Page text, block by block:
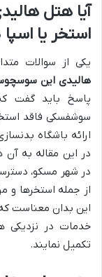
آیا هتل
استخر یا اسپا
یکی از سوالات
هالیدی این
پاسخ باید گفت
سوشفسکی فاقد
ارائه باشگاه
در این مقاله به
در شهر مسکو،
از جمله استخرها و
این بدان معناست که
خدمات در نزدیکی
تکمیل نمایند.